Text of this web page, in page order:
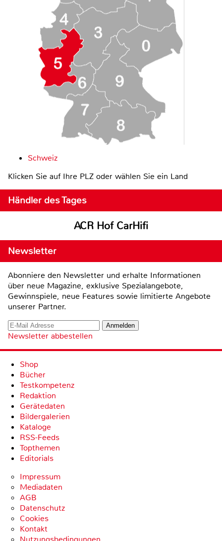
Schweiz
Klicken Sie auf Ihre PLZ oder wählen Sie ein Land
Händler des Tages
ACR Hof CarHifi
Newsletter
Abonniere den Newsletter und erhalte Informationen
über neue Magazine, exklusive Spezialangebote,
Gewinnspiele, neue Features sowie limitierte Angebote
unserer Partner.
Newsletter abbestellen
Shop
Bücher
Testkompetenz
Redaktion
Gerätedaten
Bildergalerien
Kataloge
RSS-Feeds
Topthemen
Editorials
Impressum
Mediadaten
AGB
Datenschutz
Cookies
Kontakt